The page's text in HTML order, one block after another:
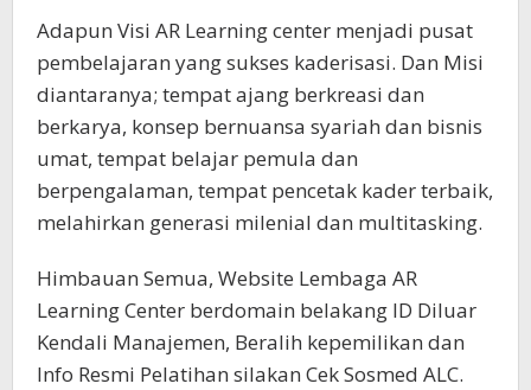
Adapun Visi AR Learning center menjadi pusat
pembelajaran yang sukses kaderisasi. Dan Misi
diantaranya; tempat ajang berkreasi dan
berkarya, konsep bernuansa syariah dan bisnis
umat, tempat belajar pemula dan
berpengalaman, tempat pencetak kader terbaik,
melahirkan generasi milenial dan multitasking.
Himbauan Semua, Website Lembaga AR
Learning Center berdomain belakang ID Diluar
Kendali Manajemen, Beralih kepemilikan dan
Info Resmi Pelatihan silakan Cek Sosmed ALC.